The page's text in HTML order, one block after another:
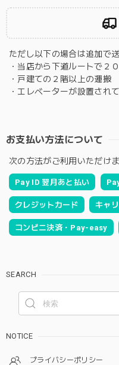
ただし以下の場合は追加で
・当店から下道ルートで２
・戸建ての２階以上の運搬
・エレベーターが設置され
お支払い方法について
次の方法がご利用いただけま
Pay ID 翌月あと払い
クレジットカード キャ
コンビニ決済・Pay-easy
SEARCH
NOTICE
プライバシーポリシー